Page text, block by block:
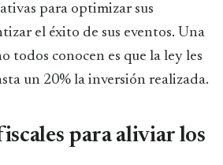
para optimizar sus
el éxito de sus eventos. Una
todos conocen es que la ley les
un 20% la inversión realizada.
para aliviar los